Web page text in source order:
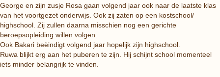
George en zijn zusje Rosa gaan volgend jaar ook naar de laatste klas
van het voortgezet onderwijs. Ook zij zaten op een kostschool/
highschool. Zij zullen daarna misschien nog een gerichte
beroepsopleiding willen volgen.
Ook Bakari beëindigt volgend jaar hopelijk zijn highschool.
Ruwa blijkt erg aan het puberen te zijn. Hij schijnt school momenteel
iets minder belangrijk te vinden.